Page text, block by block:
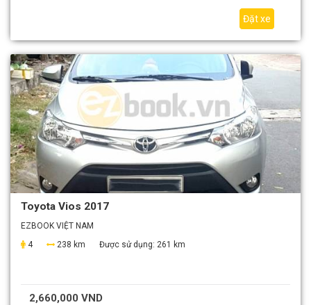
Đặt xe
Toyota Vios 2017
EZBOOK VIỆT NAM
4
238 km Được sử dụng: 261 km
2,660,000 VND